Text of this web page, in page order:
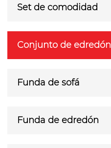
Set de comodidad
Conjunto de edredón
Funda de sofá
Funda de edredón